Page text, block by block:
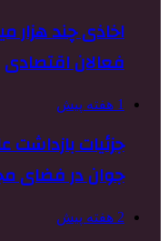
اخاذی چند هزار
فعالان اقتصادی
1 هفته پیش
جزئیات بازداشت
جوان در فضای
2 هفته پیش